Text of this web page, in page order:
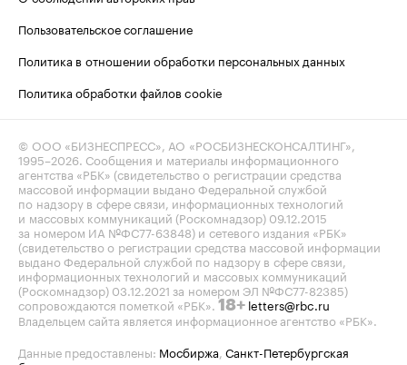
Пользовательское соглашение
Политика в отношении обработки персональных данных
Политика обработки файлов cookie
© ООО «БИЗНЕСПРЕСС», АО «РОСБИЗНЕСКОНСАЛТИНГ»,
1995–2026. Сообщения и материалы информационного
агентства «РБК» (свидетельство о регистрации средства
массовой информации выдано Федеральной службой
по надзору в сфере связи, информационных технологий
и массовых коммуникаций (Роскомнадзор) 09.12.2015
за номером ИА №ФС77-63848) и сетевого издания «РБК»
(свидетельство о регистрации средства массовой информации
выдано Федеральной службой по надзору в сфере связи,
информационных технологий и массовых коммуникаций
(Роскомнадзор) 03.12.2021 за номером ЭЛ №ФС77-82385)
сопровождаются пометкой «РБК». 18+ letters@rbc.ru
Владельцем сайта является информационное агентство «РБК».
Данные предоставлены: Мосбиржа, Санкт-Петербургская